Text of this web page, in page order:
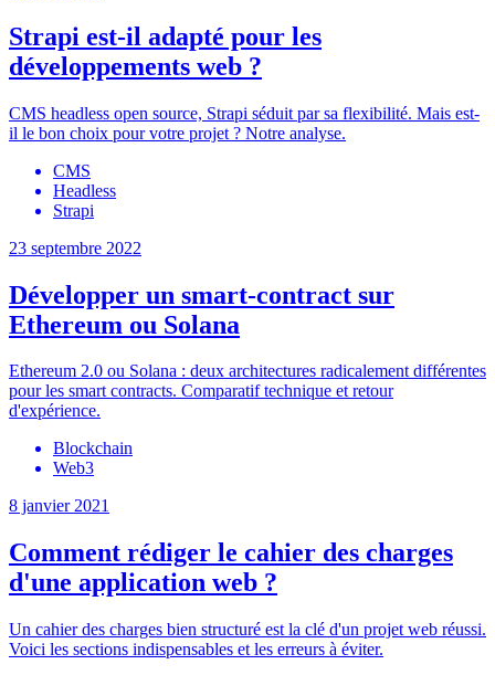
Strapi est-il adapté pour les
développements web ?
CMS headless open source, Strapi séduit par sa flexibilité. Mais est-
il le bon choix pour votre projet ? Notre analyse.
CMS
Headless
Strapi
23 septembre 2022
Développer un smart-contract sur
Ethereum ou Solana
Ethereum 2.0 ou Solana : deux architectures radicalement différentes
pour les smart contracts. Comparatif technique et retour
d'expérience.
Blockchain
Web3
8 janvier 2021
Comment rédiger le cahier des charges
d'une application web ?
Un cahier des charges bien structuré est la clé d'un projet web réussi.
Voici les sections indispensables et les erreurs à éviter.